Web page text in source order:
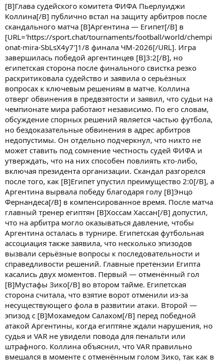
[B]Глава судейского комитета ФИФА Пьерлуиджи
Коллина[/B] публично встал на защиту арбитров после
скандального матча [B]Аргентина — Египет[/B] в
[URL='https://sport.chat/tournaments/football/world/chempi
onat-mira-SbLsX4y7']1/8 финала ЧМ-2026[/URL]. Игра
завершилась победой аргентинцев [B]3:2[/B], но
египетская сторона после финального свистка резко
раскритиковала судейство и заявила о серьёзных
вопросах к ключевым решениям в матче. Коллина
отверг обвинения в предвзятости и заявил, что судьи на
чемпионате мира работают независимо. По его словам,
обсуждение спорных решений является частью футбола,
но бездоказательные обвинения в адрес арбитров
недопустимы. Он отдельно подчеркнул, что никто не
может ставить под сомнение честность судей ФИФА и
утверждать, что на них способен повлиять кто-либо,
включая президента организации. Скандал разгорелся
после того, как [B]Египет упустил преимущество 2:0[/B], а
Аргентина вырвала победу благодаря голу [B]Энцо
Фернандеса[/B] в компенсированное время. После матча
главный тренер египтян [B]Хоссам Хассан[/B] допустил,
что на арбитра могло оказываться давление, чтобы
Аргентина осталась в турнире. Египетская футбольная
ассоциация также заявила, что несколько эпизодов
вызвали серьёзные вопросы к последовательности и
справедливости решений. Главные претензии Египта
касались двух моментов. Первый — отменённый гол
[B]Мустафы Зико[/B] во втором тайме. Египетская
сторона считала, что взятие ворот отменили из-за
несуществующего фола в развитии атаки. Второй —
эпизод с [B]Мохамедом Салахом[/B] перед победной
атакой Аргентины, когда египтяне ждали нарушения, но
судья и VAR не увидели повода для пенальти или
штрафного. Коллина объяснил, что VAR правильно
вмешался в моменте с отменённым голом Зико, так как в